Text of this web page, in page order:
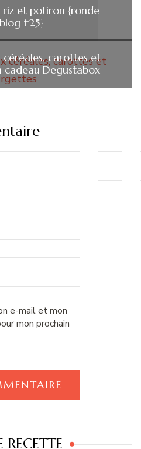
et potiron {ronde
#25}
céréales, carottes et
cadeau Degustabox
e-mail et mon
mon prochain
RECETTE